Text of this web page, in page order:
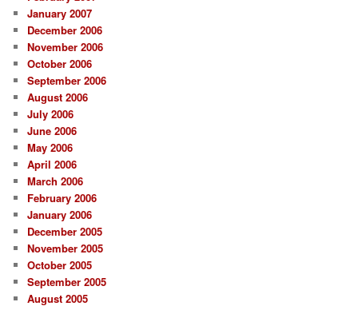
January 2007
December 2006
November 2006
October 2006
September 2006
August 2006
July 2006
June 2006
May 2006
April 2006
March 2006
February 2006
January 2006
December 2005
November 2005
October 2005
September 2005
August 2005